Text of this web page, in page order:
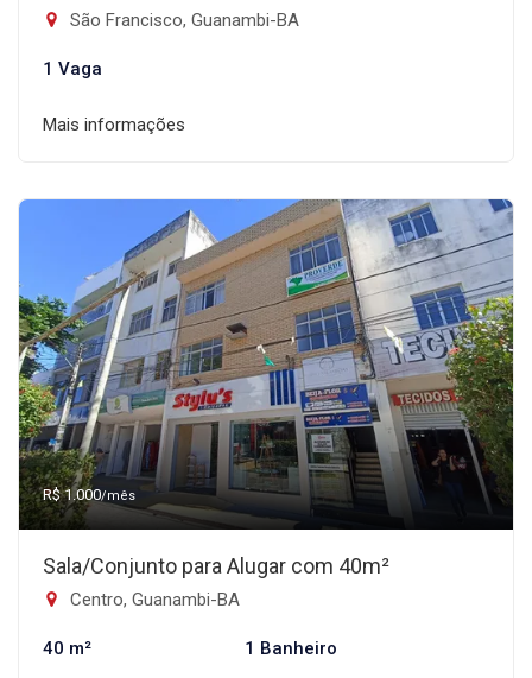
São Francisco, Guanambi-BA
1 Vaga
Mais informações
R$ 1.000/mês
Sala/Conjunto para Alugar com 40m²
Centro, Guanambi-BA
40 m² 1 Banheiro